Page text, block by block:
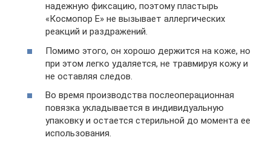
надежную фиксацию, поэтому пластырь
«Космопор Е» не вызывает аллергических
реакций и раздражений.
Помимо этого, он хорошо держится на коже, но
при этом легко удаляется, не травмируя кожу и
не оставляя следов.
Во время производства послеоперационная
повязка укладывается в индивидуальную
упаковку и остается стерильной до момента ее
использования.